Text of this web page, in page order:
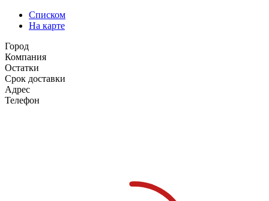
Списком
На карте
Город
Компания
Остатки
Срок доставки
Адрес
Телефон